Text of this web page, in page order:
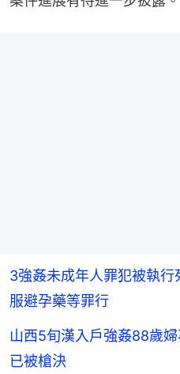
3強姦未成年人罪犯被執
服避孕藥等罪行
山西5旬漢入戶強姦88歲
已被槍決